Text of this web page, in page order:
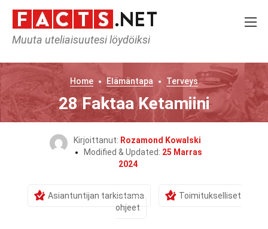
Muuta uteliaisuutesi löydöiksi
Home Elämäntapa Terveys
28 Faktaa Ketamiini
Kirjoittanut: Rozamond Kowalski
Modified & Updated: 25 Marras
2024
Asiantuntijan tarkistama
Toimitukselliset
ohjeet